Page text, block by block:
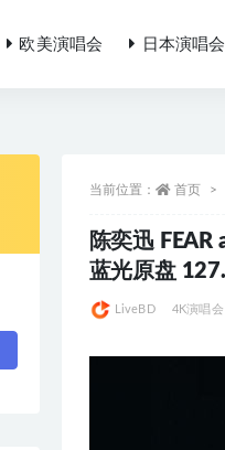
欧美演唱会 日本演唱会
当前位置： 首页
陈奕迅 FEAR
蓝光原盘
LiveBD 4K演唱会